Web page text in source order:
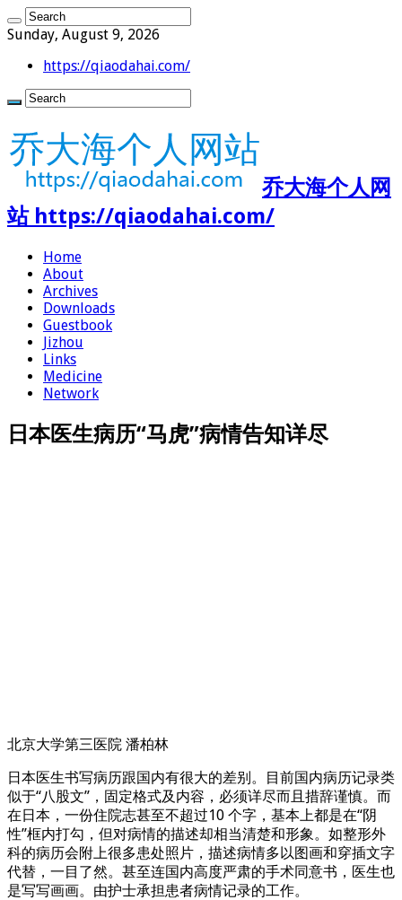
Sunday, August 9, 2026
https://qiaodahai.com/
乔大海个人网
站 https://qiaodahai.com/
Home
About
Archives
Downloads
Guestbook
Jizhou
Links
Medicine
Network
日本医生病历“马虎”病情告知详尽
北京大学第三医院 潘柏林
日本医生书写病历跟国内有很大的差别。目前国内病历记录类
似于“八股文”，固定格式及内容，必须详尽而且措辞谨慎。而
在日本，一份住院志甚至不超过10 个字，基本上都是在“阴
性”框内打勾，但对病情的描述却相当清楚和形象。如整形外
科的病历会附上很多患处照片，描述病情多以图画和穿插文字
代替，一目了然。甚至连国内高度严肃的手术同意书，医生也
是写写画画。由护士承担患者病情记录的工作。